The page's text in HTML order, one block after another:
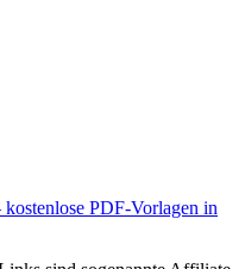
PDF-Vorlagen in